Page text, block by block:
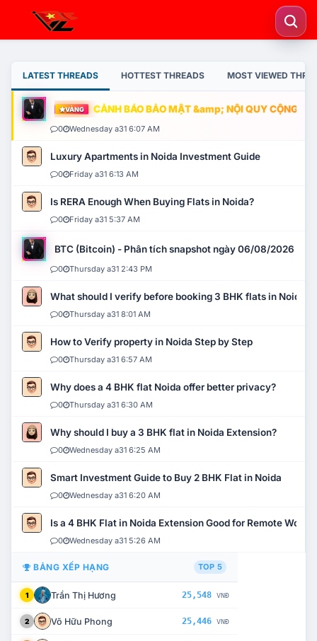
LATEST THREADS HOTTEST THREADS MOST VIEWED
VÀNG CẢNH BÁO BẢO MẬT &amp; NỘI QUY CỘNG
0 Wednesday a31 6:07 AM
Luxury Apartments in Noida Investment Guide
0 Friday a31 6:13 AM
Is RERA Enough When Buying Flats in Noida?
0 Friday a31 5:37 AM
BTC (Bitcoin) - Phân tích snapshot ngày 06/08/2026
0 Thursday a31 2:43 PM
What should I verify before booking 3 BHK flats in Noida?
0 Thursday a31 8:01 AM
How to Verify property in Noida Step by Step
0 Thursday a31 6:57 AM
Why does a 4 BHK flat Noida offer better privacy?
0 Thursday a31 6:30 AM
Why should I buy a 3 BHK flat in Noida Extension?
0 Wednesday a31 6:25 AM
Smart Investment Guide to Buy 2 BHK Flat in Noida
0 Wednesday a31 6:20 AM
Is a 4 BHK Flat in Noida Extension Good for Remote Work?
0 Wednesday a31 5:26 AM
BẢNG XẾP HẠNG TOP 5
1 Trần Thị Hương 25,548 VNĐ
2 Võ Hữu Phong 25,446 VNĐ